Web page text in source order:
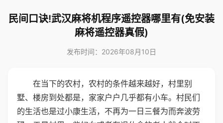
民间口诀!武汉麻将机程序遥控器哪里有(免安装
麻将遥控器真假)
发布时间：2026年08月10日
在当下的农村，农村的条件越来越好，村里别
墅、楼房到处都是，家家户户几乎都有小车。村民们
的生活也是过小康生活，不再为一日三餐为而奔波劳